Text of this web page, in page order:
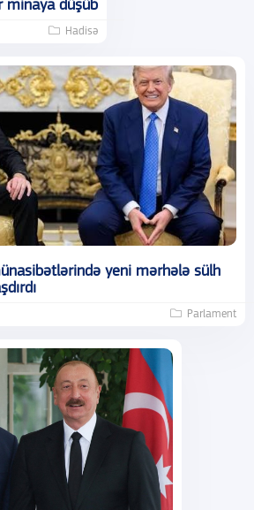
minaya düşüb
Hadisə
yeni mərhələ sülh
Parlament